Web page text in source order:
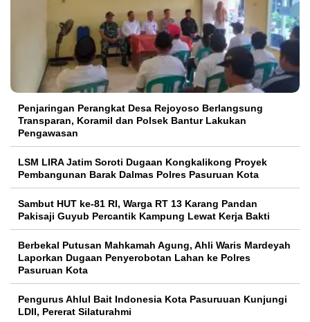
Penjaringan Perangkat Desa Rejoyoso Berlangsung
Transparan, Koramil dan Polsek Bantur Lakukan
Pengawasan
LSM LIRA Jatim Soroti Dugaan Kongkalikong Proyek
Pembangunan Barak Dalmas Polres Pasuruan Kota
Sambut HUT ke-81 RI, Warga RT 13 Karang Pandan
Pakisaji Guyub Percantik Kampung Lewat Kerja Bakti
Berbekal Putusan Mahkamah Agung, Ahli Waris Mardeyah
Laporkan Dugaan Penyerobotan Lahan ke Polres
Pasuruan Kota
Pengurus Ahlul Bait Indonesia Kota Pasuruuan Kunjungi
LDII, Pererat Silaturahmi